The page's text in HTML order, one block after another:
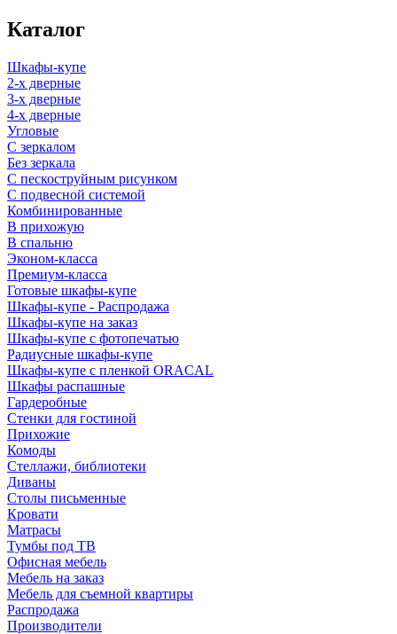
Каталог
Шкафы-купе
2-х дверные
3-х дверные
4-х дверные
Угловые
С зеркалом
Без зеркала
С пескоструйным рисунком
С подвесной системой
Комбинированные
В прихожую
В спальню
Эконом-класса
Премиум-класса
Готовые шкафы-купе
Шкафы-купе - Распродажа
Шкафы-купе на заказ
Шкафы-купе с фотопечатью
Радиусные шкафы-купе
Шкафы-купе с пленкой ORACAL
Шкафы распашные
Гардеробные
Стенки для гостиной
Прихожие
Комоды
Стеллажи, библиотеки
Диваны
Столы письменные
Кровати
Матрасы
Тумбы под ТВ
Офисная мебель
Мебель на заказ
Мебель для съемной квартиры
Распродажа
Производители